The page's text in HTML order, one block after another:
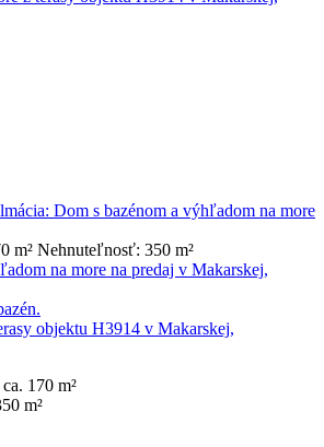
Dom s bazénom a výhľadom na more
m² Nehnuteľnosť: 350 m²
170 m²
m²